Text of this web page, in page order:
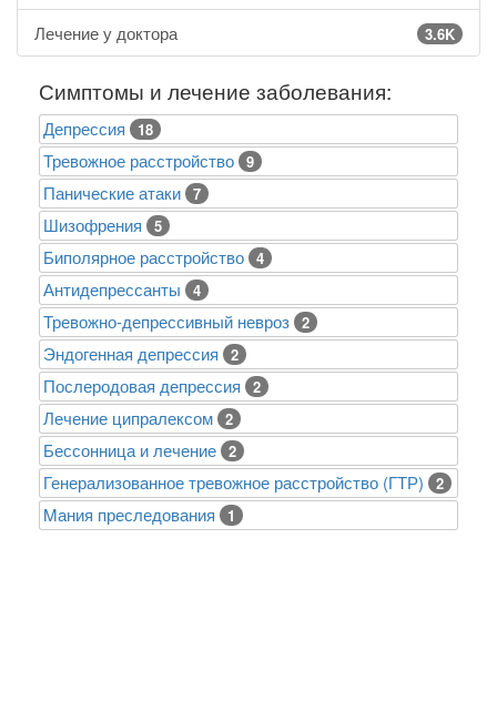
Лечение у доктора 3.6K
Симптомы и лечение заболевания:
Депрессия 18
Тревожное расстройство 9
Панические атаки 7
Шизофрения 5
Биполярное расстройство 4
Антидепрессанты 4
Тревожно-депрессивный невроз 2
Эндогенная депрессия 2
Послеродовая депрессия 2
Лечение ципралексом 2
Бессонница и лечение 2
Генерализованное тревожное расстройство (ГТР) 2
Mания преследования 1